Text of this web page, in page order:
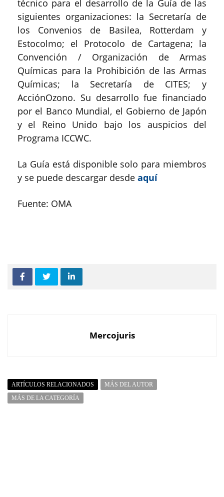
técnico para el desarrollo de la Guía de las
siguientes organizaciones: la Secretaría de
los Convenios de Basilea, Rotterdam y
Estocolmo; el Protocolo de Cartagena; la
Convención / Organización de Armas
Químicas para la Prohibición de las Armas
Químicas; la Secretaría de CITES; y
AcciónOzono. Su desarrollo fue financiado
por el Banco Mundial, el Gobierno de Japón
y el Reino Unido bajo los auspicios del
Programa ICCWC.
La Guía está disponible solo para miembros
y se puede descargar desde aquí
Fuente: OMA
Mercojuris
ARTÍCULOS RELACIONADOS
MÁS DEL AUTOR
MÁS DE LA CATEGORÍA